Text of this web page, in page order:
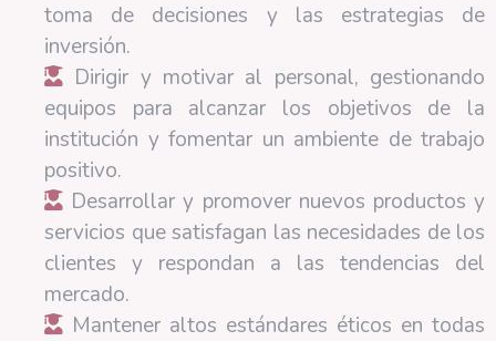
toma de decisiones y las estrategias de
inversión.
Dirigir y motivar al personal, gestionando
equipos para alcanzar los objetivos de la
institución y fomentar un ambiente de trabajo
positivo.
Desarrollar y promover nuevos productos y
servicios que satisfagan las necesidades de los
clientes y respondan a las tendencias del
mercado.
Mantener altos estándares éticos en todas